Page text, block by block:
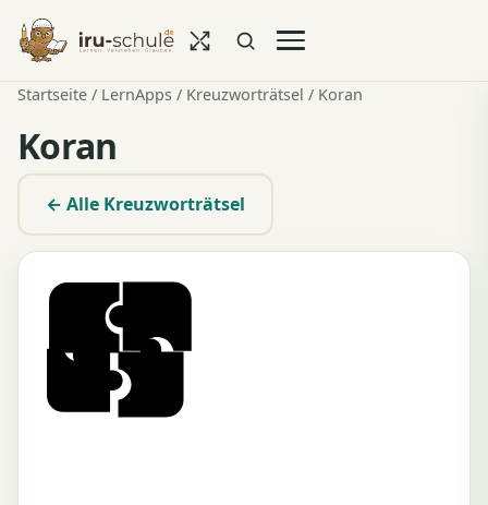
Startseite / LernApps / Kreuzworträtsel / Koran
Koran
← Alle Kreuzworträtsel